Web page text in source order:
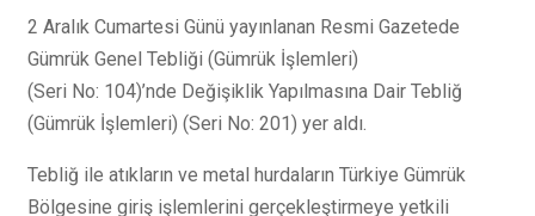
2 Aralık Cumartesi Günü yayınlanan Resmi Gazetede
Gümrük Genel Tebliği (Gümrük İşlemleri)
(Seri No: 104)’nde Değişiklik Yapılmasına Dair Tebliğ
(Gümrük İşlemleri) (Seri No: 201) yer aldı.
Tebliğ ile atıkların ve metal hurdaların Türkiye Gümrük
Bölgesine giriş işlemlerini gerçekleştirmeye yetkili